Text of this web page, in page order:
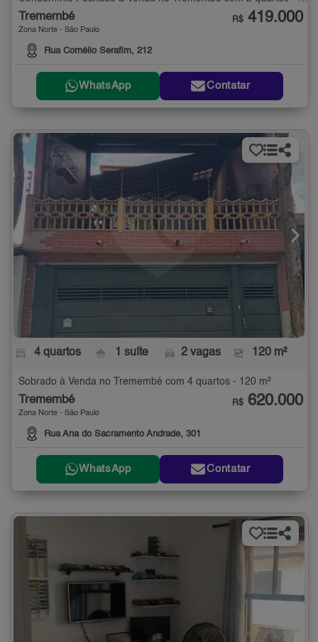
Tremembé
Zona Norte - São Paulo
Rua Cornélio Serafim, 212
R$ 419.000
WhatsApp Contatar
4 quartos 1 suíte 2 vagas 120 m²
Sobrado à Venda no Tremembé com 4 quartos - 120 m²
Tremembé
Zona Norte - São Paulo
Rua Ana do Sacramento Andrade, 301
R$ 620.000
WhatsApp Contatar